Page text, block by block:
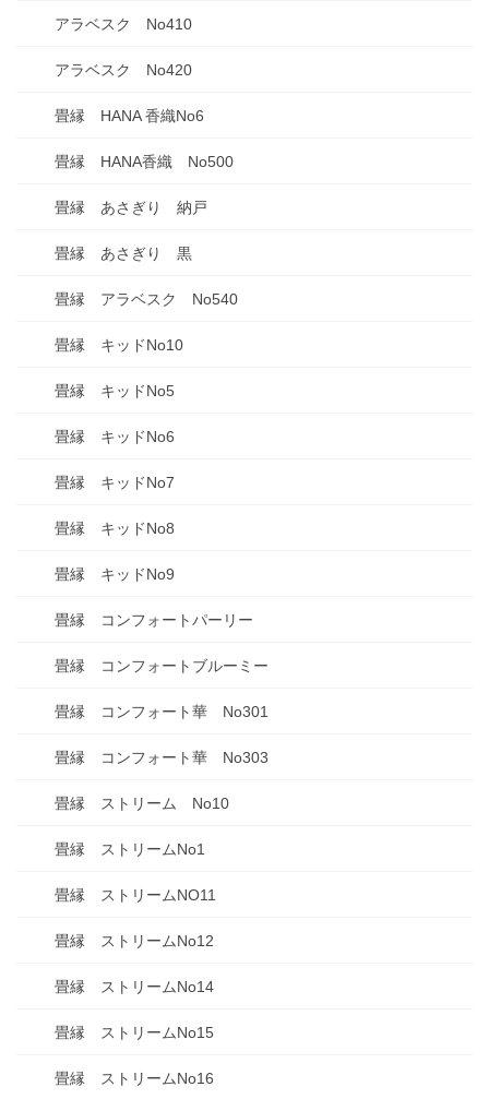
アラベスク No410
アラベスク No420
畳縁 HANA 香織No6
畳縁 HANA香織 No500
畳縁 あさぎり 納戸
畳縁 あさぎり 黒
畳縁 アラベスク No540
畳縁 キッドNo10
畳縁 キッドNo5
畳縁 キッドNo6
畳縁 キッドNo7
畳縁 キッドNo8
畳縁 キッドNo9
畳縁 コンフォートパーリー
畳縁 コンフォートブルーミー
畳縁 コンフォート華 No301
畳縁 コンフォート華 No303
畳縁 ストリーム No10
畳縁 ストリームNo1
畳縁 ストリームNO11
畳縁 ストリームNo12
畳縁 ストリームNo14
畳縁 ストリームNo15
畳縁 ストリームNo16